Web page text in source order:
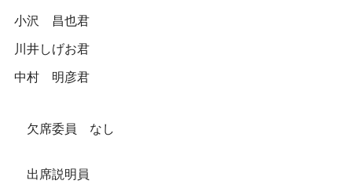
小沢 昌也君
川井しげお君
中村 明彦君
欠席委員 なし
出席説明員